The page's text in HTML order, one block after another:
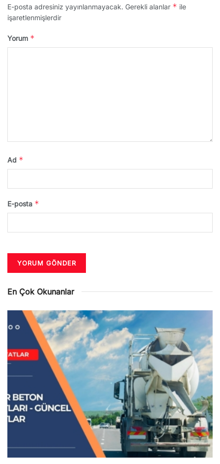
E-posta adresiniz yayınlanmayacak. Gerekli alanlar * ile
işaretlenmişlerdir
Yorum *
Ad *
E-posta *
En Çok Okunanlar